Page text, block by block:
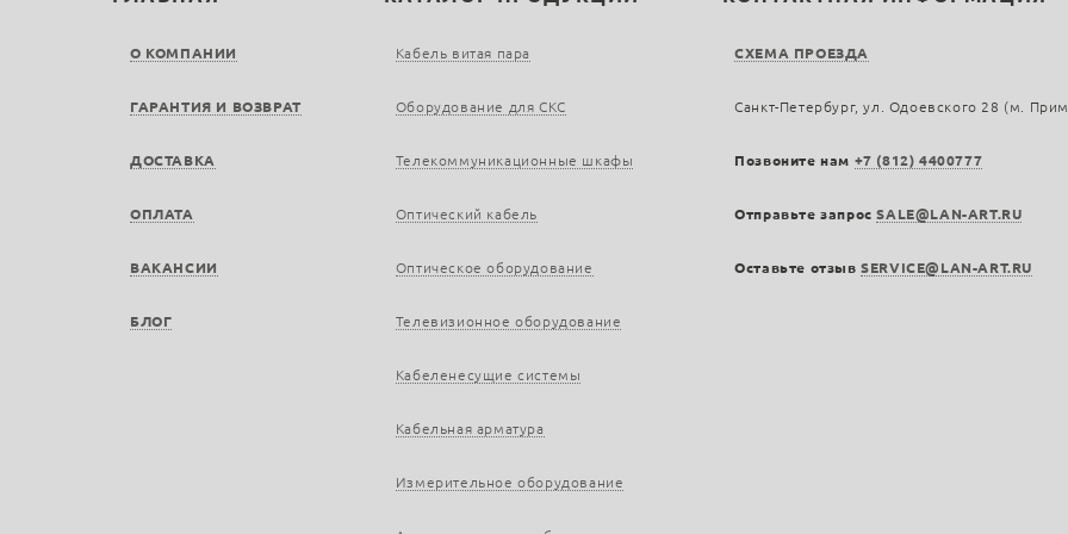
О КОМПАНИИ
ГАРАНТИЯ И ВОЗВРАТ
ДОСТАВКА
ОПЛАТА
ВАКАНСИИ
БЛОГ
Кабель витая пара
Оборудование для СКС
Телекоммуникационные шкафы
Оптический кабель
Оптическое оборудование
Телевизионное оборудование
Кабеленесущие системы
Кабельная арматура
Измерительное оборудование
СХЕМА ПРОЕЗДА
Санкт-Петербург, ул. Одоевского 28 (м.
Позвоните нам +7 (812) 4400777
Отправьте запросSALE@LAN-ART.RU
Оставьте отзывSERVICE@LAN-ART.RU